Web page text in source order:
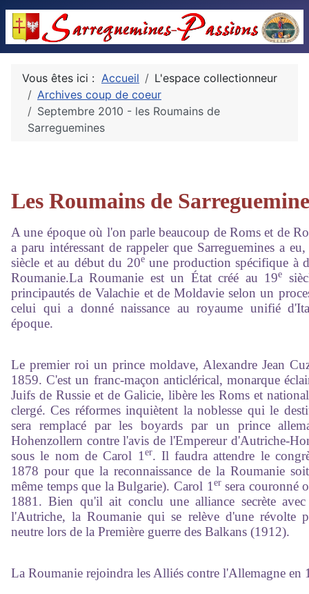
Vous êtes ici : Accueil
L'espace collectionneur
Archives coup de coeur
Septembre 2010 - les Roumains de
Sarreguemines
Les Roumains de
A une époque où l'on parle beaucoup de Roms et de
a paru intéressant de rappeler que Sarreguemines a
siècle et au début du 20eune production spécifique à
Roumanie.La Roumanie est un État créé au 19e
principautés de Valachie et de Moldavie selon un
celui qui a donné naissance au royaume unifié
époque.
Le premier roi un prince moldave, Alexandre Jean
1859. C'est un franc-maçon anticlérical, monarque
Juifs de Russie et de Galicie, libère les Roms et
clergé. Ces réformes inquiètent la noblesse qui le
sera remplacé par les boyards par un prince
Hohenzollern contre l'avis de l'Empereur d'Autriche-
sous le nom de Carol 1er. Il faudra attendre le
1878 pour que la reconnaissance de la Roumanie
même temps que la Bulgarie). Carol 1ersera couronné
1881. Bien qu'il ait conclu une alliance secrète
l'Autriche, la Roumanie qui se relève d'une révolte
neutre lors de la Première guerre des Balkans (1912).
La Roumanie rejoindra les Alliés contre l'Allemagne en